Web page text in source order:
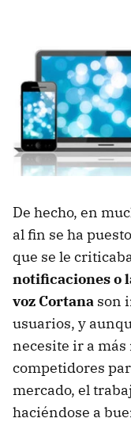
De hecho, en
al fin se ha
que se le
notificaciones o
voz Cortana son
usuarios, y
necesite ir a
competidores
mercado, el
haciéndose a